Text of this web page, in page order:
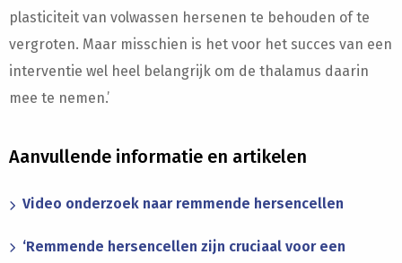
plasticiteit van volwassen hersenen te behouden of te
vergroten. Maar misschien is het voor het succes van een
interventie wel heel belangrijk om de thalamus daarin
mee te nemen.’
Aanvullende informatie en artikelen
Video onderzoek naar remmende hersencellen
‘Remmende hersencellen zijn cruciaal voor een